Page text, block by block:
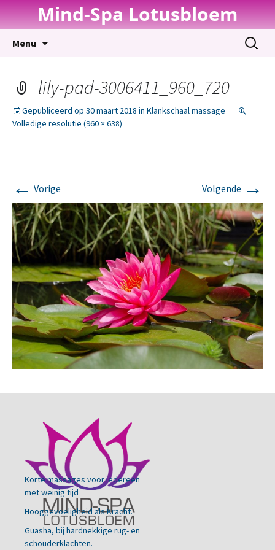
Mind-Spa Lotusbloem
Menu
Zoeken
naar:
lily-pad-3006411_960_720
Gepubliceerd op 30 maart 2018 in Klankschaal massage
Volledige resolutie (960 × 638)
← Vorige Volgende →
Korte massages voor iedereen
met weinig tijd
Hooggevoeligheid als Kracht.
Guasha, bij hardnekkige rug- en
schouderklachten.